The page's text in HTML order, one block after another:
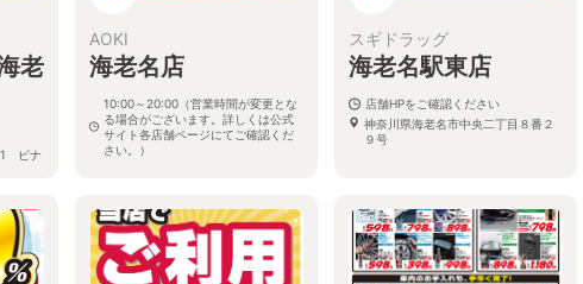
老
1 ビナ
AOKI
海老名店
10:00～20:00（営業時間が変更とな
る場合がございます。詳しくは公式
サイト各店舗ページにてご確認くだ
さい。）
スギドラッグ
海老名駅東店
店舗HPをご確認ください
神奈川県海老名市中央二丁目８番２
９号